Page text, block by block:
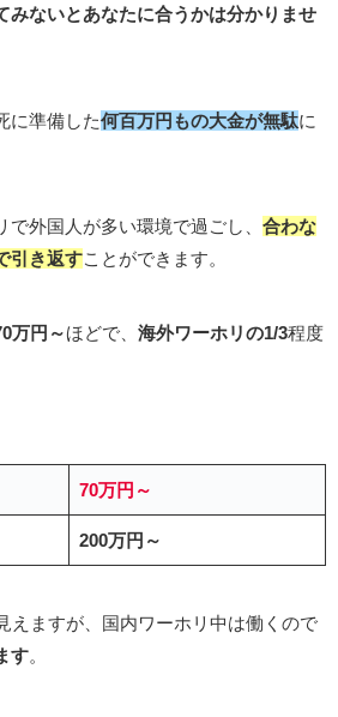
みないとあなたに合うかは分かりませ
に準備した何百万円もの大金が無駄に
で外国人が多い環境で過ごし、 合わな
引き返すことができます。
万円～ほどで、 海外ワーホリの1/3程度
70万円～
200万円～
えますが、国内ワーホリ中は働くので
す。